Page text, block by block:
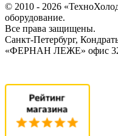
© 2010 - 2026
оборудование.
Все права защищены.
Санкт-Петербург,
«ФЕРНАН ЛЕЖЕ» офис